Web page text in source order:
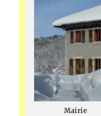
Mairie